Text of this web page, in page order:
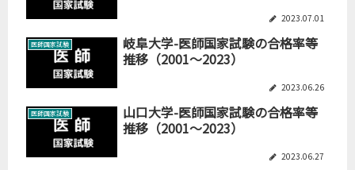
2023.07.01
医師国家試験
岐阜大学-医師国家試験の合格率等
推移（2001～2023）
2023.06.26
医師国家試験
山口大学-医師国家試験の合格率等
推移（2001～2023）
2023.06.27